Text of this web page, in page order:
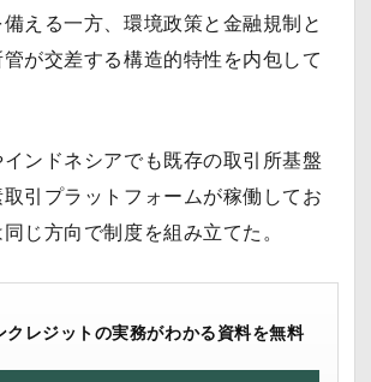
える一方、環境政策と金融規制と
が交差する構造的特性を内包して
ンドネシアでも既存の取引所基盤
引プラットフォームが稼働してお
じ方向で制度を組み立てた。
クレジットの実務がわかる資料を無料